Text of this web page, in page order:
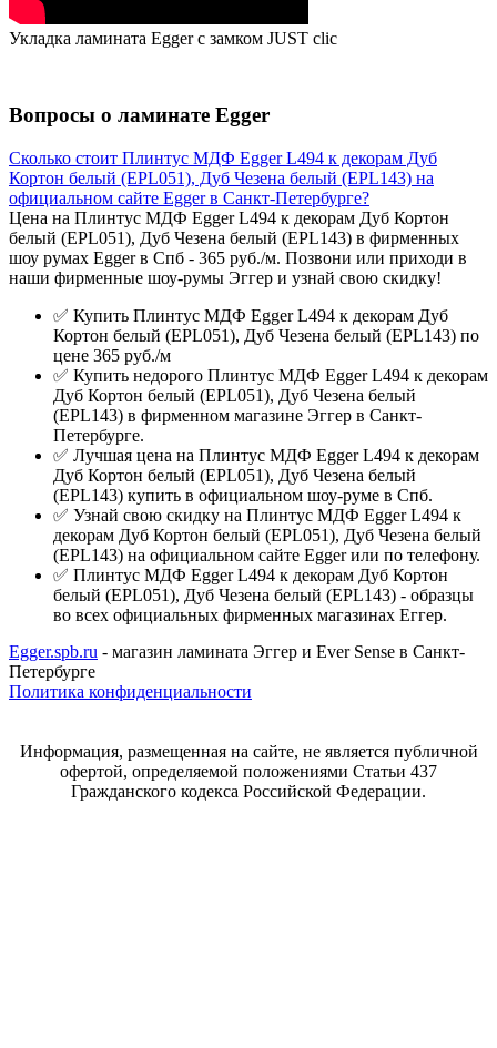
Укладка ламината Egger с замком JUST clic
Вопросы о ламинате Egger
Сколько стоит Плинтус МДФ Egger L494 к декорам Дуб
Кортон белый (EPL051), Дуб Чезена белый (EPL143) на
официальном сайте Egger в Санкт-Петербурге?
Цена на Плинтус МДФ Egger L494 к декорам Дуб Кортон
белый (EPL051), Дуб Чезена белый (EPL143) в фирменных
шоу румах Egger в Спб - 365 руб./м. Позвони или приходи в
наши фирменные шоу-румы Эггер и узнай свою скидку!
✅ Купить Плинтус МДФ Egger L494 к декорам Дуб
Кортон белый (EPL051), Дуб Чезена белый (EPL143) по
цене 365 руб./м
✅ Купить недорого Плинтус МДФ Egger L494 к декорам
Дуб Кортон белый (EPL051), Дуб Чезена белый
(EPL143) в фирменном магазине Эггер в Санкт-
Петербурге.
✅ Лучшая цена на Плинтус МДФ Egger L494 к декорам
Дуб Кортон белый (EPL051), Дуб Чезена белый
(EPL143) купить в официальном шоу-руме в Спб.
✅ Узнай свою скидку на Плинтус МДФ Egger L494 к
декорам Дуб Кортон белый (EPL051), Дуб Чезена белый
(EPL143) на официальном сайте Egger или по телефону.
✅ Плинтус МДФ Egger L494 к декорам Дуб Кортон
белый (EPL051), Дуб Чезена белый (EPL143) - образцы
во всех официальных фирменных магазинах Еггер.
Egger.spb.ru - магазин ламината Эггер и Ever Sense в Санкт-
Петербурге
Политика конфиденциальности
Информация, размещенная на сайте, не является публичной
офертой, определяемой положениями Статьи 437
Гражданского кодекса Российской Федерации.